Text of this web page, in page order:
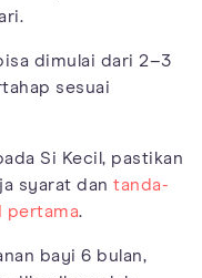
dimulai dari 2–3
sesuai
Si Kecil, pastikan
syarat dan tanda-
pertama.
bayi 6 bulan,